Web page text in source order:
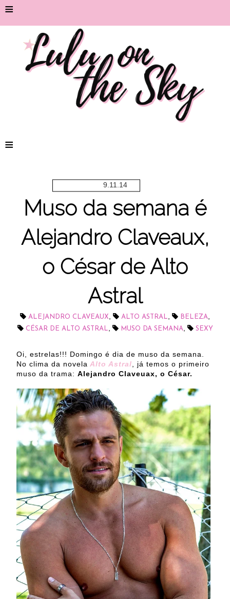
≡
≡
9.11.14
Muso da semana é
Alejandro Claveaux,
o César de Alto
Astral
ALEJANDRO CLAVEAUX, ALTO ASTRAL, BELEZA,
CÉSAR DE ALTO ASTRAL, MUSO DA SEMANA, SEXY
Oi, estrelas!!! Domingo é dia de muso da semana.
No clima da novela Alto Astral, já temos o primeiro
muso da trama: Alejandro Claveuax, o César.